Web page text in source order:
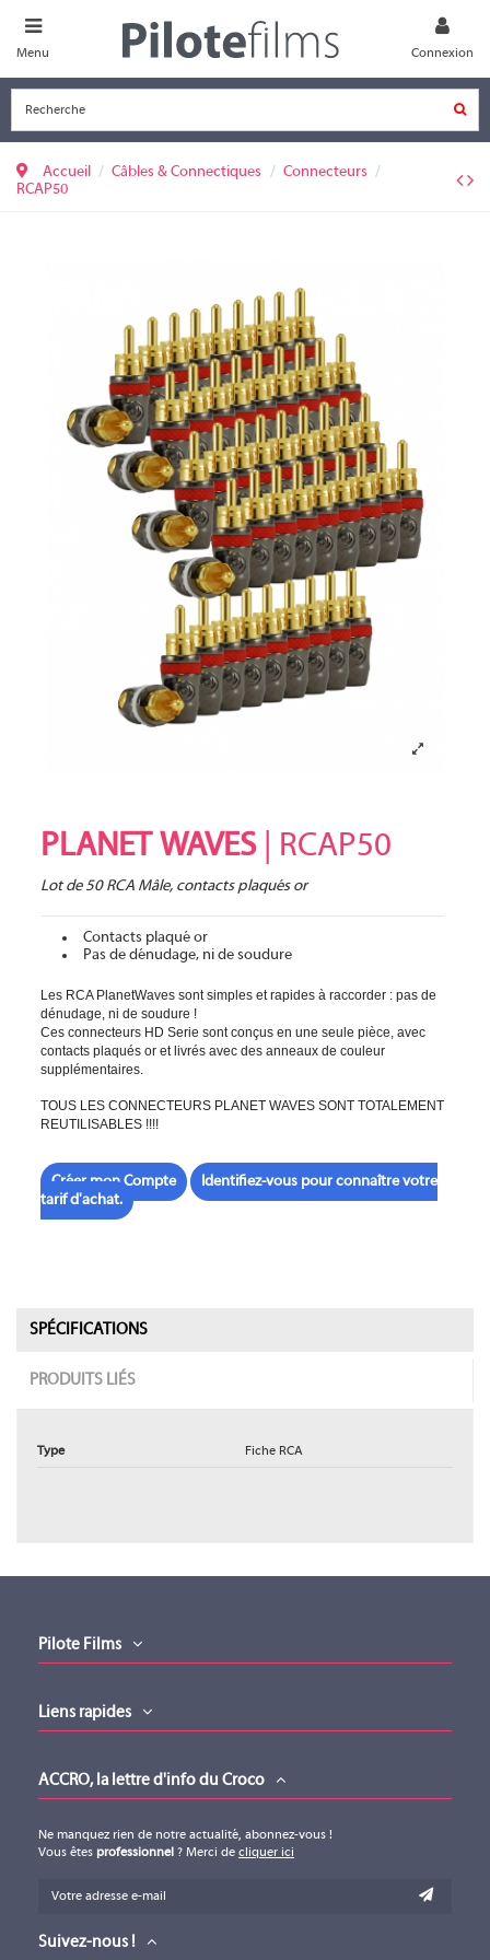
Menu Connexion
Accueil Câbles & Connectiques
Connecteurs
RCAP50
PLANET WAVES| RCAP50
Lot de 50 RCA Mâle, contacts plaqués or
Contacts plaqué or
Pas de dénudage, ni de soudure
Les RCA PlanetWaves sont simples et rapides à raccorder : pas de
dénudage, ni de soudure !
Ces connecteurs HD Serie sont conçus en une seule pièce, avec
contacts plaqués or et livrés avec des anneaux de couleur
supplémentaires.
TOUS LES CONNECTEURS PLANET WAVES SONT TOTALEMENT
REUTILISABLES !!!!
Créer mon Compte
Identifiez-vous pour connaître votre
tarif d'achat.
SPÉCIFICATIONS
PRODUITS LIÉS
Type Fiche RCA
PLANET WAVES
Pilote Films
Liens rapides
ACCRO, la lettre d'info du Croco
Ne manquez rien de notre actualité, abonnez-vous !
Vous êtes professionnel ? Merci de cliquer ici
Suivez-nous !